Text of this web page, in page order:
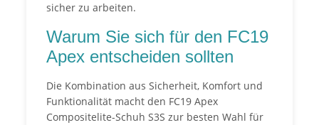
sicher zu arbeiten.
Warum Sie sich für den FC19
Apex entscheiden sollten
Die Kombination aus Sicherheit, Komfort und
Funktionalität macht den FC19 Apex
Compositelite-Schuh S3S zur besten Wahl für